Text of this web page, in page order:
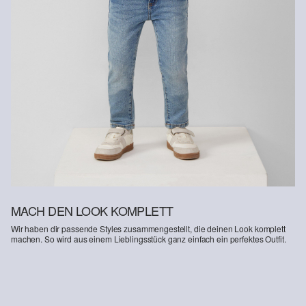
ressourcenschonend angebaut.
Supporting Better Cotton: Wenn Du dich für unsere
Baumwollprodukte entscheidest, unterstützt Du unsere Investition
in die Mission von Better Cotton, Gemeinschaften zu helfen
fortzubestehen und zu gedeihen; und gleichzeitig die Umwelt zu
schützen und wiederherzustellen. Better Cotton unterstützt
landwirtschaftliche Gemeinschaften in sozialer, ökologischer und
wirtschaftlicher Hinsicht, indem Landwirt: innen in nachhaltigeren
Anbaumethoden geschult werden. Dieses Produkt wird über ein
System der Massenbilanz erzeugt und enthält daher
möglicherweise kein Better Cotton. Mehr Informationen dazu
findest du unter https://www.soliver.at/responsible-fashion/soziale-
MACH DEN LOOK KOMPLETT
Wir haben dir passende Styles zusammengestellt, die deinen Look komplett
machen. So wird aus einem Lieblingsstück ganz einfach ein perfektes Outfit.